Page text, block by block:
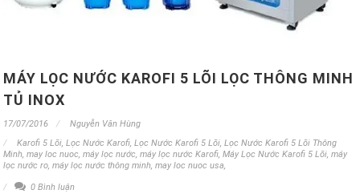
MÁY LỌC NƯỚC KAROFI 5 LÕI LỌC THÔNG MINH
TỦ INOX
17/07/2016
Nguyễn Văn Hùng
Karofi 5 Lõi, Lọc Nước Karofi, Lọc Nước Karofi 5 Lõi, Lọc Nước Karofi 5 Lõi Thông
Minh, may loc nuoc, máy lọc nước, máy lọc nước Karofi, Máy Lọc Nước Karofi 5 Lõi, máy
lọc nước ro, máy lọc nước thông minh, may loc nuoc usa,
0 Bình luận